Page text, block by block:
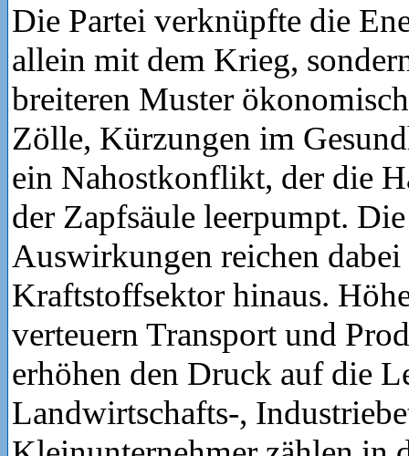
Die Partei verknüpfte die
allein mit dem Krieg,
breiteren Muster
Zölle, Kürzungen im
ein Nahostkonflikt, der die
der Zapfsäule leerpumpt.
Auswirkungen reichen
Kraftstoffsektor hinaus.
verteuern Transport und
erhöhen den Druck auf die
Landwirtschafts-,